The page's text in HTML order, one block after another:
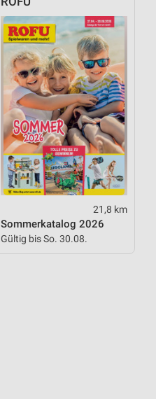
21,8 km
Sommerkatalog 2026
Gültig bis So. 30.08.